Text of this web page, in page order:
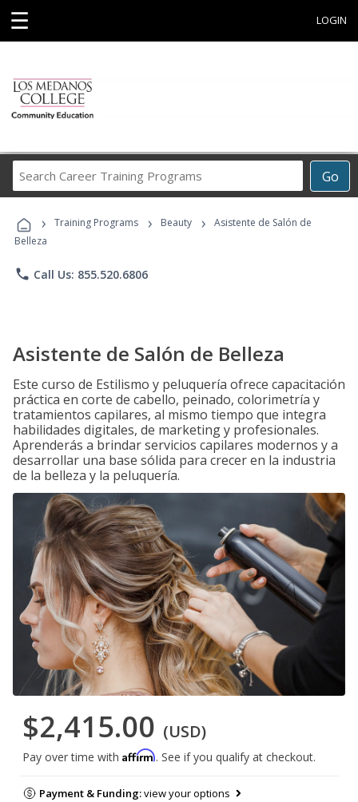
☰ LOGIN
Go
Career
Programs
› Training Programs › Beauty ›
Asistente de Salón de
Belleza
phone Call Us: 855.520.6806
Asistente de Salón de Belleza
Este curso de Estilismo y peluquería ofrece capacitación
práctica en corte de cabello, peinado, colorimetría y
tratamientos capilares, al mismo tiempo que integra
habilidades digitales, de marketing y profesionales.
Aprenderás a brindar servicios capilares modernos y a
desarrollar una base sólida para crecer en la industria
de la belleza y la peluquería.
$2,415.00 (USD)
Pay over time with Affirm. See if you qualify at checkout.
Payment & Funding:view your options